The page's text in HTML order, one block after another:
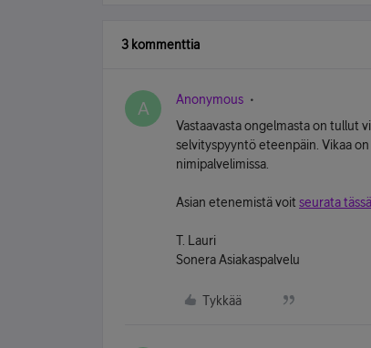
3 kommenttia
A Anonymous
Vastaavasta ongelmasta on tullut
selvityspyyntö eteenpäin. Vikaa
nimipalvelimissa.
Asian etenemistä voit seurata
T. Lauri
Sonera Asiakaspalvelu
Tykkää